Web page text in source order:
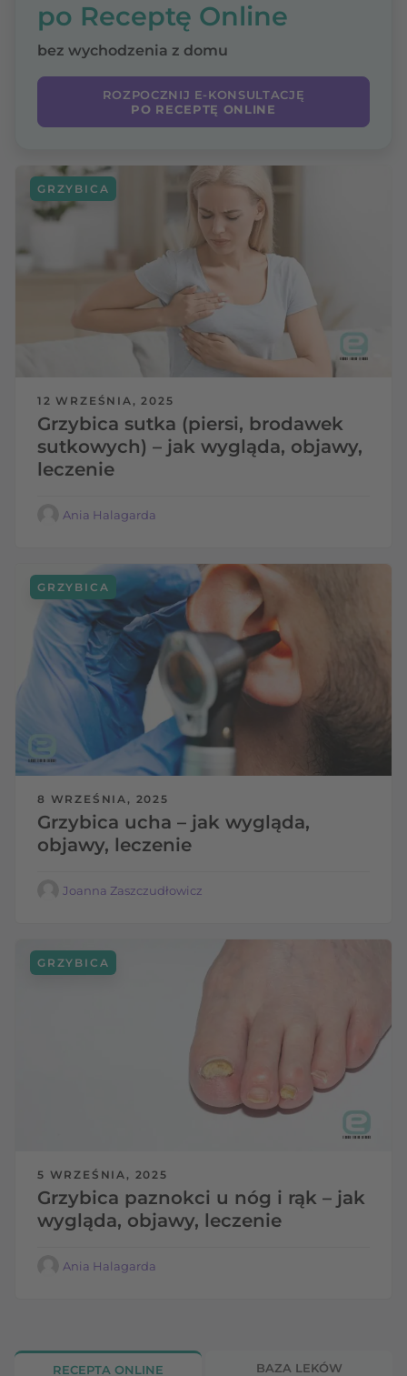
po Receptę Online
bez wychodzenia z domu
ROZPOCZNIJ E-KONSULTACJĘ
PO RECEPTĘ ONLINE
12 WRZEŚNIA, 2025
Grzybica sutka (piersi, brodawek
sutkowych) – jak wygląda, objawy,
leczenie
GRZYBICA
Ania Halagarda
8 WRZEŚNIA, 2025
Grzybica ucha – jak wygląda,
objawy, leczenie
GRZYBICA
Joanna Zaszczudłowicz
5 WRZEŚNIA, 2025
Grzybica paznokci u nóg i rąk – jak
wygląda, objawy, leczenie
GRZYBICA
Ania Halagarda
RECEPTA ONLINE BAZA LEKÓW